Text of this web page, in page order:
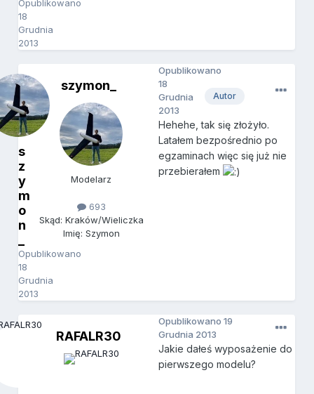
Opublikowano
18
Grudnia
2013
s
z
y
m
o
n
Opublikowano
18
Grudnia
2013
szymon_
Modelarz
693
Skąd: Kraków/Wieliczka
Imię: Szymon
Autor
Opublikowano
18
Grudnia
2013
Hehehe, tak się złożyło.
Latałem bezpośrednio po
egzaminach więc się już nie
przebierałem
RAFALR30
Opublikowano19
Grudnia 2013
Jakie dałeś wyposażenie do
pierwszego modelu?